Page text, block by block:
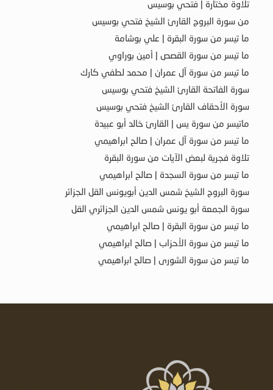
تلاوة مختارة | فتحي بوسيس
من سورة البروج القارئ الشيخ فتحي بوسيس
ما تيسر من سورة البقرة | علي بوشامة
ما تيسر من سورة القصص | أمين بوراوي
ما تيسر من سورة آل عمران | محمد لطفي كارك
سورة الفاتحة القارئ الشيخ فتحي بوسيس
سورة الأحقاف القارئ الشيخ فتحي بوسيس
ماتيسر من سورة يس | القارئ خالد أبو عبيدة
ما تيسر من سورة آل عمران | صالح ابراهيمي
تلاوة فجرية لبعض الآيات من سورة البقرة
ما تيسر من سورة السجدة | صالح ابراهيمي
سورة البروج الشيخ شمس الدين أبويونس القل الجزائر
سورة الجمعة أبو يونس شمس الدين الجزائري القل
ما تيسر من سورة البقرة | صالح ابراهيمي
ما تيسر من سورة الأحزاب | صالح ابراهيمي
ما تيسر من سورة الشورى | صالح ابراهيمي